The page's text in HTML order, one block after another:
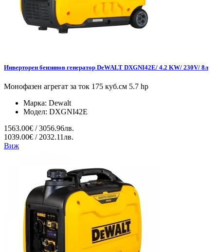
Инверторен бензинов генератор DeWALT DXGNI42E/ 4.2 KW/ 230V/ 8л
Монофазен агрегат за ток 175 куб.см 5.7 hp
Марка: Dewalt
Модел: DXGNI42E
1563.00€ / 3056.96лв.
1039.00€ / 2032.11лв.
Виж